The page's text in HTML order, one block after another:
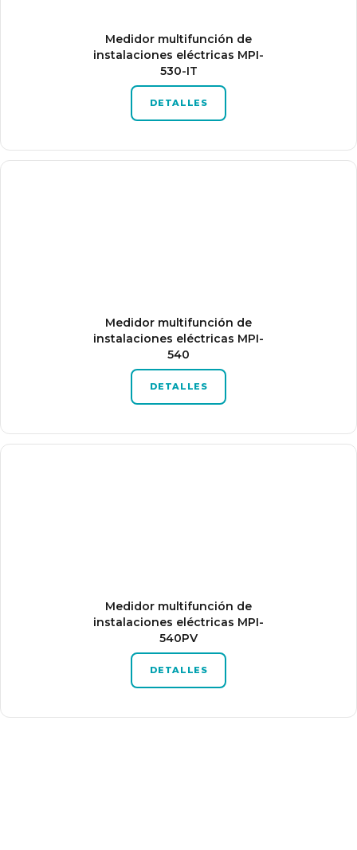
Medidor multifunción de
instalaciones eléctricas MPI-
530-IT
DETALLES
Medidor multifunción de
instalaciones eléctricas MPI-
540
DETALLES
Medidor multifunción de
instalaciones eléctricas MPI-
540PV
DETALLES